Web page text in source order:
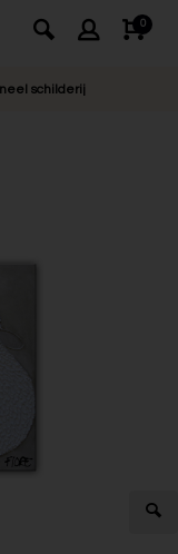
0
schilderij